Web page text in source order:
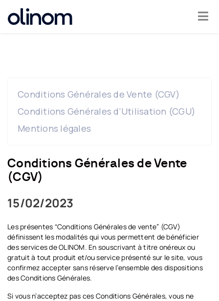
définissent les modalités qui vous permettent de bénéficier des
services de OLINOM.
in
Conditions Générales de Vente
(CGV)
15/02/2023
Les présentes “Conditions Générales de vente” (CGV)
définissent les modalités qui vous permettent de bénéficier
des services de OLINOM. En souscrivant à titre onéreux ou
gratuit à tout produit et/ou service présenté sur le site, vous
confirmez accepter sans réserve l’ensemble des dispositions
des Conditions Générales.
Si vous n’acceptez pas ces Conditions Générales, vous ne
Conditions Générales de Vente (CGV)
Conditions Générales d'Utilisation (CGU)
Mentions légales
Cookies management panel